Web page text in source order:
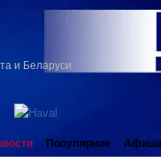
и Беларуси
Популярное